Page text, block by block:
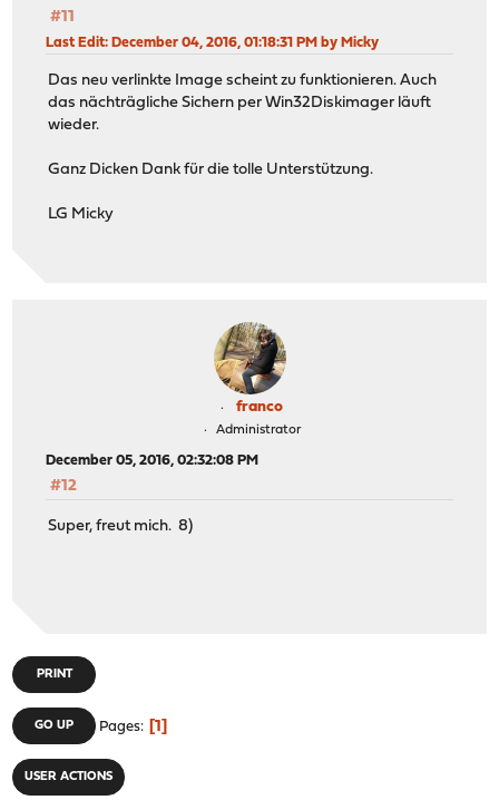
#11
Last Edit: December 04, 2016, 01:18:31 PM by Micky
Das neu verlinkte Image scheint zu funktionieren. Auch
das nächträgliche Sichern per Win32Diskimager läuft
wieder.
Ganz Dicken Dank für die tolle Unterstützung.
LG Micky
franco
Administrator
December 05, 2016, 02:32:08 PM
#12
Super, freut mich. 8)
PRINT
GO UP Pages 1
USER ACTIONS